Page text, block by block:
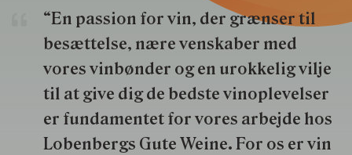
“En passion for vin, der grænser til
besættelse, nære venskaber med
vores vinbønder og en urokkelig vilje
til at give dig de bedste vinoplevelser
er fundamentet for vores arbejde hos
Lobenbergs Gute Weine. For os er vin